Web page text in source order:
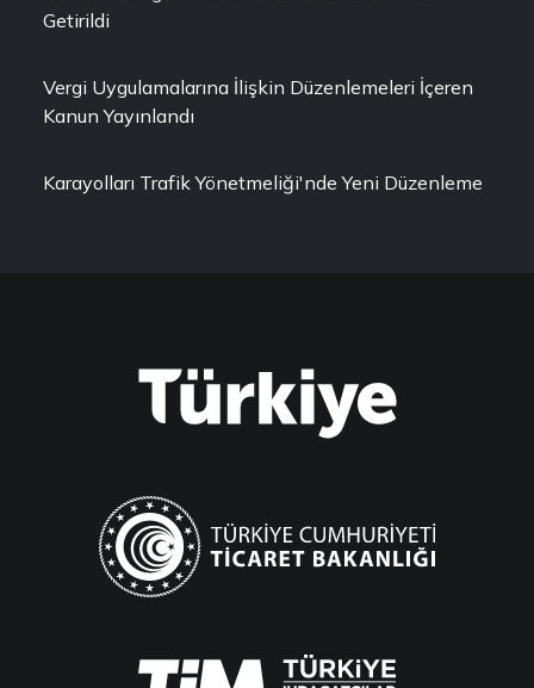
Getirildi
Vergi Uygulamalarına İlişkin Düzenlemeleri İçeren
Kanun Yayınlandı
Karayolları Trafik Yönetmeliği'nde Yeni Düzenleme